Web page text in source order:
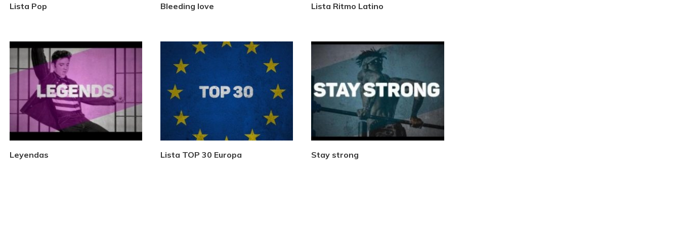
Lista Pop Bleeding love Lista Ritmo Latino
Leyendas Lista TOP 30 Europa Stay strong